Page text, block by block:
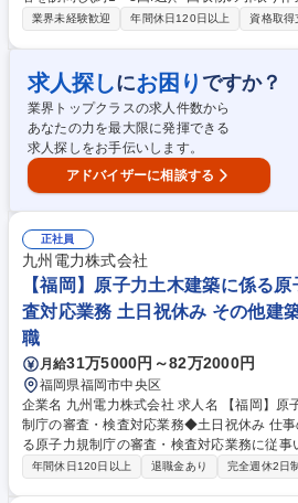
された回収装置の交換/メンテナンス作業を行って
屑/リードフレーム/回路基板/セラミックパッ
液体系(廃めっき液) がございます。 協力会
訪問し作業を行う事もございます。 入社後
県平塚市長瀞2-14)で研修頂く予定です。 募集職種 福岡【回収物の引き取
り/装置のメンテナンス業務】田中貴金属
業界未経験歓迎 年間休日120日以上 資格取得
求人探しにお困り ですか？
業界トップクラスの求人件数から
あなたの力を最大限に発揮できる
求人探しをお手伝いします。
アドバイザーに相談する
正社員
九州電力株式会社
【福岡】原子力土木建築に係る
査対応業務 土日祝休み その他建
職
月給31万5000円～82万2000円
福岡県福岡市中央区
企業名 九州電力株式会社 求人名 【福岡】原子力土木建築に係る原子力規
制庁の審査・検査対応業務◆土日祝休み 仕事の内容 原子力土木建築に係
る原子力規制庁の審査・検査対応業務に従
現に向け、カーボンマイナスや新事業への進
年間休日120日以上 退職金あり 完全週休2日制